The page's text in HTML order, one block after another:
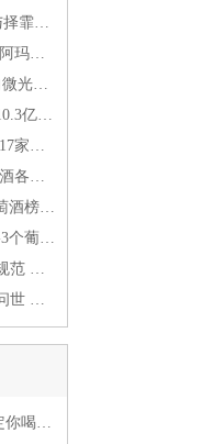
行业 | 蒂维妮加入Ethica Wines集团 将与择霏罗共拓中国市场
法定产区 | 优雅平衡品质卓越 2021年份阿玛罗尼Amarone全球预品会落幕
意酒网2026新年寄语：于变局中相拥 向微光而前行
数据 | 意大利起泡酒2025持续走强装瓶10.3亿瓶 普罗塞克风靡全球
酒庄游 | 意大利2026酒庄旅游指南发布 17家葡萄酒博物馆别错过
趋势 | 意大利圣诞酒饮市场 啤酒与葡萄酒各自精彩
榜单 | Liv-Ex2025百大醉具投资价值葡萄酒榜单发布 20款意酒入选
商业 | 米其林将发布2026酒庄指南 用 1-3个葡萄串为部分酒庄评级
法规 | 欧盟发布无醇和低醇葡萄酒标注规范 无醇酒可以被种出来吗
趋势 | 首款瓶中二次发酵的无醇起泡酒问世 意大利酿酒师用特种酵母开创历史
当你说“我喜欢喝Moscato”的时候 你确定你喝的到底是什么吗？